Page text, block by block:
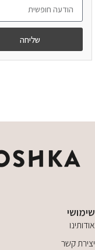
שליחה
שימושי
אודותינו
יצירת קשר